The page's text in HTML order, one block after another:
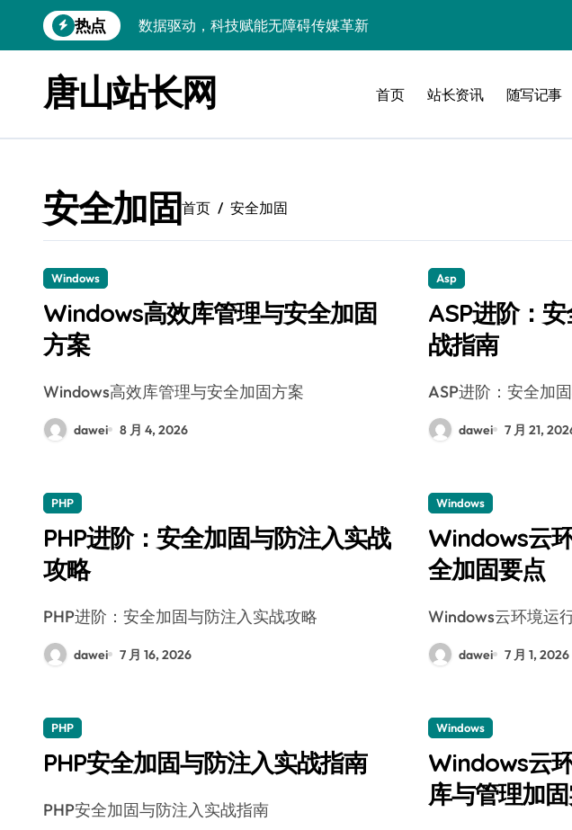
到
热点
数据驱动，科技赋能无障碍传媒革新
数据驱动传媒革新：Android站长资讯全攻略
云计算弹性架构：智能资源调配揭秘
弹性计算架构下云客户端优化实践
数据驱动下的传媒生态量子跃迁
数据驱动创新：科技赋能传媒增长
唐山站长网 首页 站长资讯 随写记事
安全加固首页 安全加固
Windows
Windows高效库管理与安全加固
方案
Windows高效库管理与安全加固方案
dawei 8 月 4, 2026
Asp
ASP进阶：
战指南
ASP进阶：安全加
dawei 7 月 21,
PHP
PHP进阶：安全加固与防注入实战
攻略
PHP进阶：安全加固与防注入实战攻略
dawei 7 月 16, 2026
Windows
Windows云
全加固要点
Windows云环境
dawei 7 月 1, 2026
PHP
PHP安全加固与防注入实战指南
PHP安全加固与防注入实战指南
Windows
Windows云
库与管理加